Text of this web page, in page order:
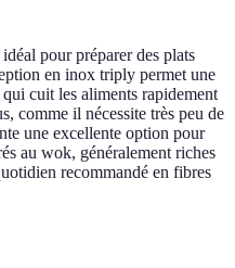
pour préparer des plats
en inox triply permet une
cuit les aliments rapidement
comme il nécessite très peu de
une excellente option pour
au wok, généralement riches
recommandé en fibres